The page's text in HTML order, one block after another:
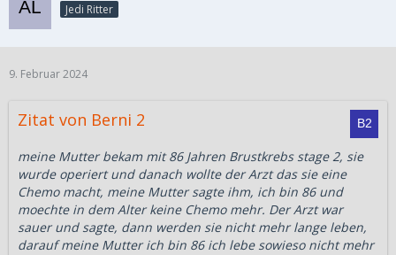
Jedi Ritter
9. Februar 2024
Zitat von Berni 2
meine Mutter bekam mit 86 Jahren Brustkrebs stage 2, sie
wurde operiert und danach wollte der Arzt das sie eine
Chemo macht, meine Mutter sagte ihm, ich bin 86 und
moechte in dem Alter keine Chemo mehr. Der Arzt war
sauer und sagte, dann werden sie nicht mehr lange leben,
darauf meine Mutter ich bin 86 ich lebe sowieso nicht mehr